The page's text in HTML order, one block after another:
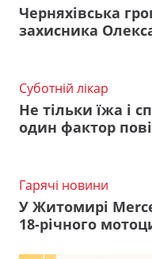
Черняхівська
захисника
Суботній лікар
Не тільки їжа і
один фактор
Гарячі новини
У Житомирі
18-річного